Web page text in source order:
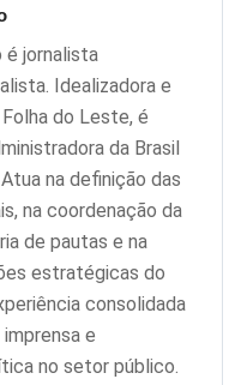
é jornalista
Idealizadora e
do Leste, é
da Brasil
na definição das
na coordenação da
de pautas e na
estratégicas do
consolidada
e
no setor público.